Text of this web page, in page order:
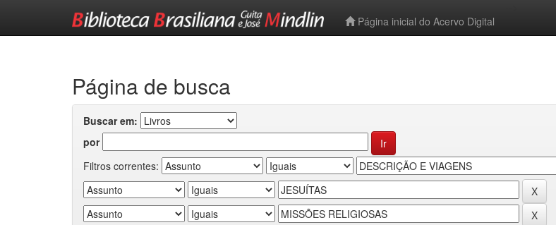
Página inicial do Acervo Digital
Página de busca
Buscar em:
por
Filtros correntes: